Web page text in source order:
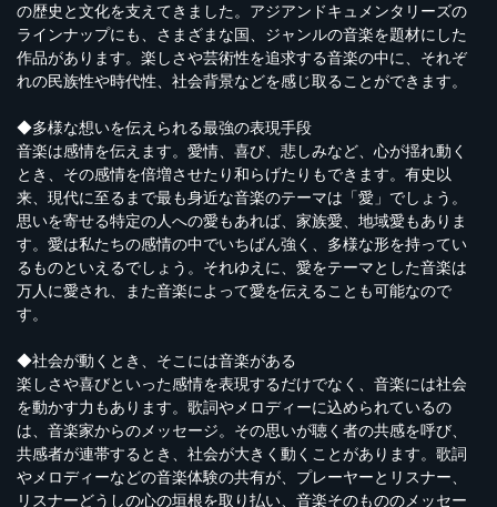
の歴史と文化を支えてきました。アジアンドキュメンタリーズの
ラインナップにも、さまざまな国、ジャンルの音楽を題材にした
作品があります。楽しさや芸術性を追求する音楽の中に、それぞ
れの民族性や時代性、社会背景などを感じ取ることができます。
◆多様な想いを伝えられる最強の表現手段
音楽は感情を伝えます。愛情、喜び、悲しみなど、心が揺れ動く
とき、その感情を倍増させたり和らげたりもできます。有史以
来、現代に至るまで最も身近な音楽のテーマは「愛」でしょう。
思いを寄せる特定の人への愛もあれば、家族愛、地域愛もありま
す。愛は私たちの感情の中でいちばん強く、多様な形を持ってい
るものといえるでしょう。それゆえに、愛をテーマとした音楽は
万人に愛され、また音楽によって愛を伝えることも可能なので
す。
◆社会が動くとき、そこには音楽がある
楽しさや喜びといった感情を表現するだけでなく、音楽には社会
を動かす力もあります。歌詞やメロディーに込められているの
は、音楽家からのメッセージ。その思いが聴く者の共感を呼び、
共感者が連帯するとき、社会が大きく動くことがあります。歌詞
やメロディーなどの音楽体験の共有が、プレーヤーとリスナー、
リスナーどうしの心の垣根を取り払い、音楽そのもののメッセー